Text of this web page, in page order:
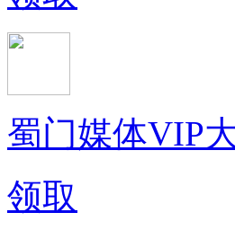
蜀门媒体VIP
领取